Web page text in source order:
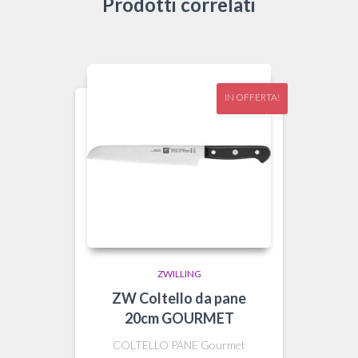
IN OFFERTA!
ZWILLING
ZW Coltello da pane
20cm GOURMET
COLTELLO PANE Gourmet